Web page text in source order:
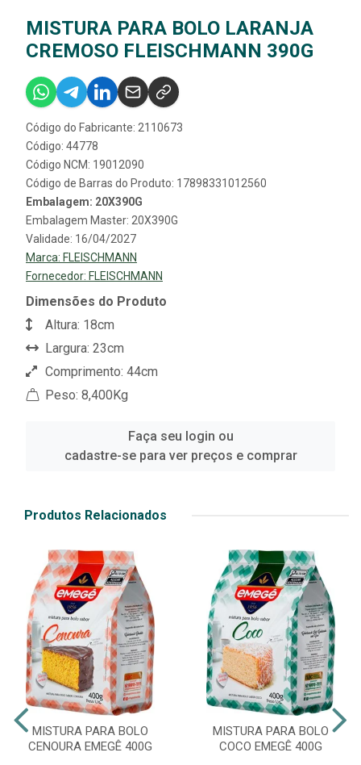
MISTURA PARA BOLO LARANJA
CREMOSO FLEISCHMANN 390G
Código do Fabricante: 2110673
Código: 44778
Código NCM: 19012090
Código de Barras do Produto: 17898331012560
Embalagem: 20X390G
Embalagem Master: 20X390G
Validade: 16/04/2027
Marca: FLEISCHMANN
Fornecedor: FLEISCHMANN
Dimensões do Produto
Altura: 18cm
Largura: 23cm
Comprimento: 44cm
Peso: 8,400Kg
Faça seu login ou
cadastre-se para ver preços e comprar
Produtos Relacionados
MISTURA PARA BOLO
CENOURA EMEGÊ 400G
MISTURA PARA BOLO
COCO EMEGÊ 400G